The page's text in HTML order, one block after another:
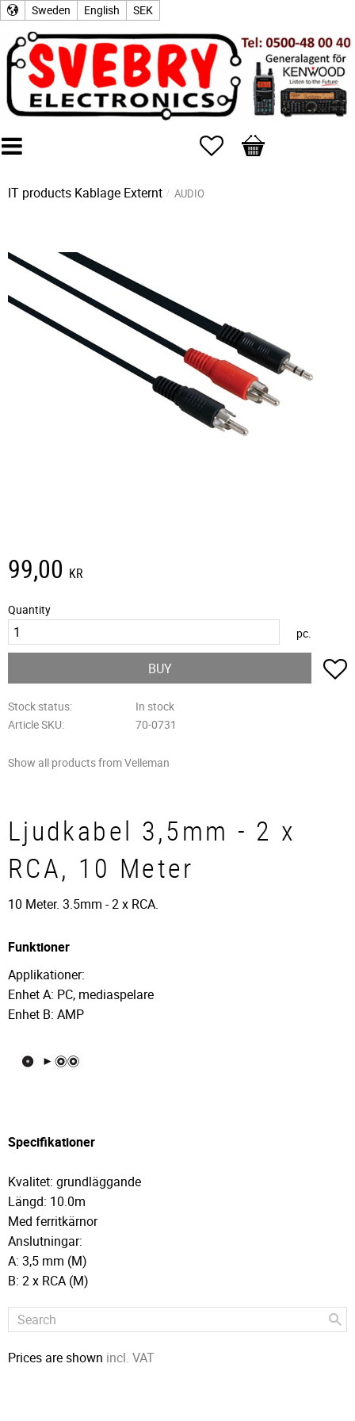
Sweden English SEK
Favorites
Basket
IT products Kablage Externt AUDIO
99,00 KR
Quantity
pc.
BUY
Stock status
In stock
Article SKU
70-0731
Show all products from Velleman
Ljudkabel 3,5mm - 2 x
RCA, 10 Meter
10 Meter. 3.5mm - 2 x RCA.
Funktioner
Applikationer:
Enhet A: PC, mediaspelare
Enhet B: AMP
Specifikationer
Kvalitet: grundläggande
Längd: 10.0m
Med ferritkärnor
Anslutningar:
A: 3,5 mm (M)
B: 2 x RCA (M)
Prices are shown incl. VAT